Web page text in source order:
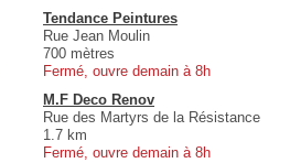
Tendance Peintures
Rue Jean Moulin
700 mètres
Fermé, ouvre demain à 8h
M.F Deco Renov
Rue des Martyrs de la Résistance
1.7 km
Fermé, ouvre demain à 8h